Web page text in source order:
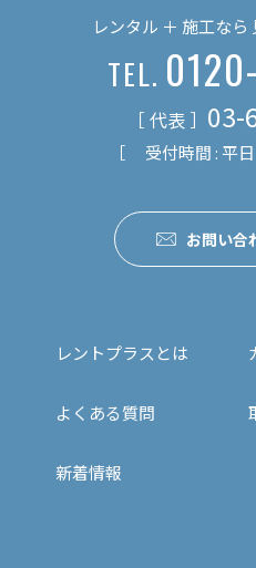
レンタル ＋ 施工なら
TEL.
［ 代表 ］ 03-
［ 受付時間 : 平
お問い合
レントプラスとは
よくある質問
新着情報